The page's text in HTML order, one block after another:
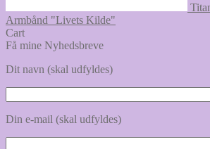
Armbånd "Livets Kilde"
Cart
Få mine Nyhedsbreve
Dit navn (skal udfyldes)
Din e-mail (skal udfyldes)